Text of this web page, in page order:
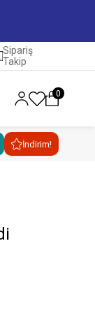
Sipariş
Takip
0
İndirim!